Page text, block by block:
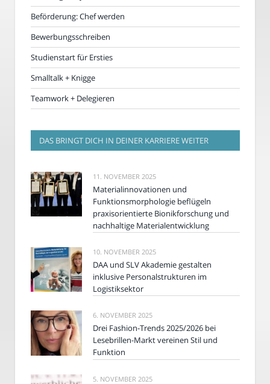
Beförderung: Chef werden
Bewerbungsschreiben
Studienstart für Ersties
Smalltalk + Knigge
Teamwork + Delegieren
DAS BRINGT DICH IN DEINER KARRIERE WEITER
11. NOVEMBER 2025
Materialinnovationen und
Funktionsmorphologie beflügeln
praxisorientierte Bionikforschung und
nachhaltige Materialentwicklung
10. NOVEMBER 2025
DAA und SLV Akademie gestalten
inklusive Personalstrukturen im
Logistiksektor
6. NOVEMBER 2025
Drei Fashion-Trends 2025/2026 bei
Lesebrillen-Markt vereinen Stil und
Funktion
5. NOVEMBER 2025